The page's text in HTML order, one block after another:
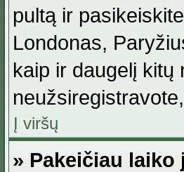
pultą ir
Londonas,
kaip ir daugelį kitų
Į viršų
» Pakeičiau